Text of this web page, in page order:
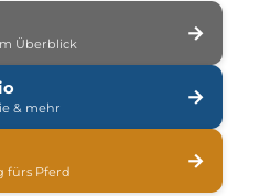
Überblick →
& mehr →
fürs Pferd →